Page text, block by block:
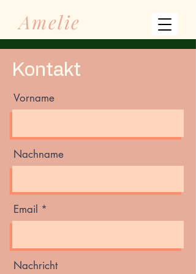
Amelie
Kontakt
Vorname
Nachname
Email
Nachricht